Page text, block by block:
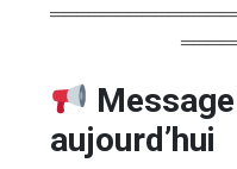
aujourd’hui